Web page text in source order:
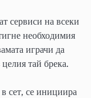
сервиси на всеки
необходимия
играчи да
тай брека.
сет, се инициира